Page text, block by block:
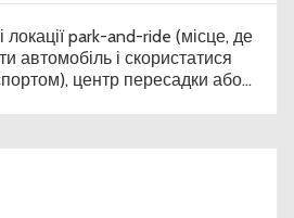
локації park-and-ride (місце, де
автомобіль і скористатися
центр пересадки або